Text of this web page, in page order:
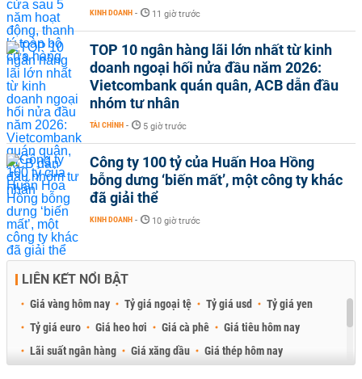
KINH DOANH - 11 giờ trước
TOP 10 ngân hàng lãi lớn nhất từ kinh
doanh ngoại hối nửa đầu năm 2026:
Vietcombank quán quân, ACB dẫn đầu
nhóm tư nhân
TÀI CHÍNH - 5 giờ trước
Công ty 100 tỷ của Huấn Hoa Hồng
bỗng dưng ‘biến mất’, một công ty khác
đã giải thể
KINH DOANH - 10 giờ trước
LIÊN KẾT NỔI BẬT
Giá vàng hôm nay Tỷ giá ngoại tệ Tỷ giá usd
Tỷ giá yen
Tỷ giá euro
Giá heo hơi Giá cà phê
Giá tiêu hôm nay
Lãi suất ngân hàng
Giá xăng dầu
Giá thép hôm nay